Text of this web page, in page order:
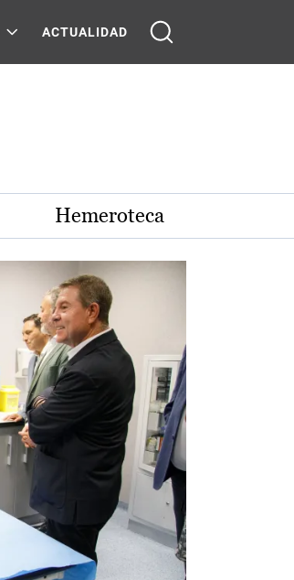
ACTUALIDAD
Hemeroteca